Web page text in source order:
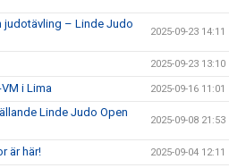
judotävling – Linde Judo
2025-09-23 14:11
2025-09-23 13:10
i Lima 2025-09-16 11:01
Linde Judo Open
2025-09-08 21:53
är här! 2025-09-04 12:11